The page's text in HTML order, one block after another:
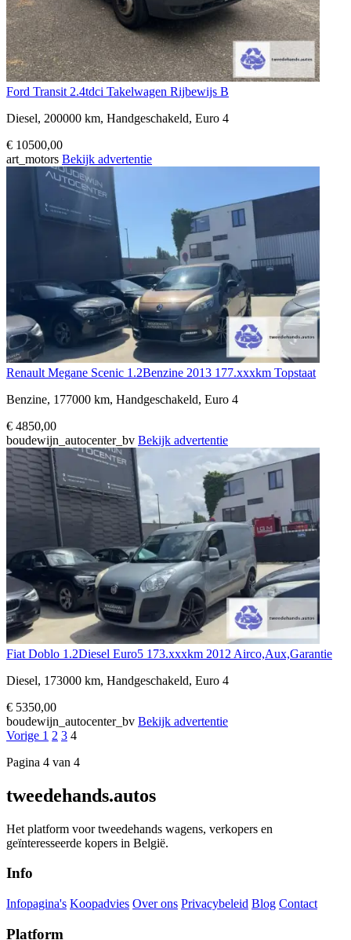
Ford Transit 2.4tdci Takelwagen Rijbewijs B
Diesel, 200000 km, Handgeschakeld, Euro 4
€ 10500,00
art_motors Bekijk advertentie
Renault Megane Scenic 1.2Benzine 2013 177.xxxkm Topstaat
Benzine, 177000 km, Handgeschakeld, Euro 4
€ 4850,00
boudewijn_autocenter_bv Bekijk advertentie
Fiat Doblo 1.2Diesel Euro5 173.xxxkm 2012 Airco,Aux,Garantie
Diesel, 173000 km, Handgeschakeld, Euro 4
€ 5350,00
boudewijn_autocenter_bv Bekijk advertentie
Vorige 1 2 3 4
Pagina 4 van 4
tweedehands.autos
Het platform voor tweedehands wagens, verkopers en
geïnteresseerde kopers in België.
Info
Infopagina's Koopadvies Over ons Privacybeleid Blog Contact
Platform